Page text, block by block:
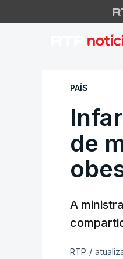
PAÍS
de
A
RTP /